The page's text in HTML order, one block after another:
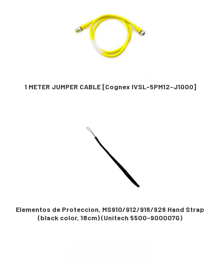
1 METER JUMPER CABLE [Cognex IVSL-5PM12-J1000]
Elementos de Proteccion, MS910/912/916/926 Hand Strap
(black color, 18cm) (Unitech 5500-900007G)